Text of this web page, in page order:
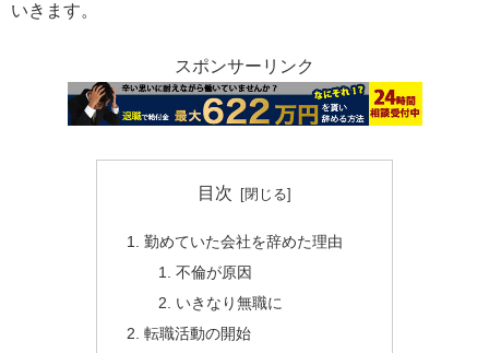
いきます。
スポンサーリンク
目次
勤めていた会社を辞めた理由
不倫が原因
いきなり無職に
転職活動の開始